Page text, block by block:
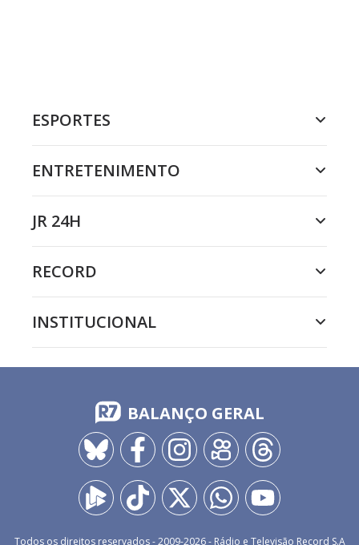
ESPORTES
ENTRETENIMENTO
JR 24H
RECORD
INSTITUCIONAL
BALANÇO GERAL
Todos os direitos reservados - 2009-2026- Rádio e Televisão Record S.A